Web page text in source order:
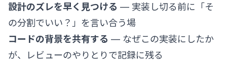
設計のズレを早く見つける — 実装し切る前に「そ
の分割でいい？」を言い合う場
コードの背景を共有する — なぜこの実装にしたか
が、レビューのやりとりで記録に残る